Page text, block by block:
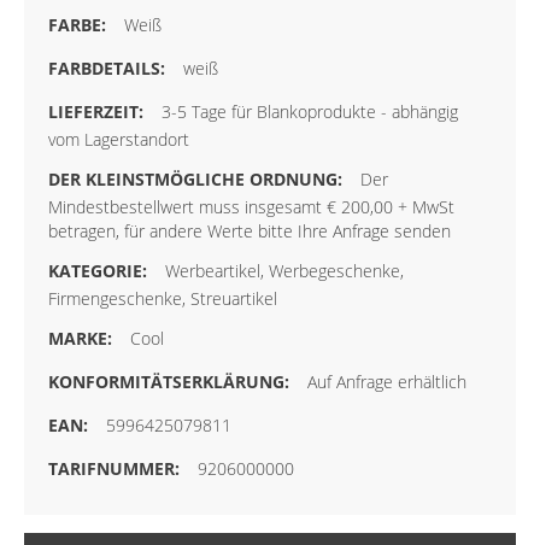
Weiß
weiß
3-5 Tage für Blankoprodukte - abhängig
vom Lagerstandort
Der
Mindestbestellwert muss insgesamt € 200,00 + MwSt
betragen, für andere Werte bitte Ihre Anfrage senden
Werbeartikel, Werbegeschenke,
Firmengeschenke, Streuartikel
Cool
Auf Anfrage erhältlich
5996425079811
9206000000